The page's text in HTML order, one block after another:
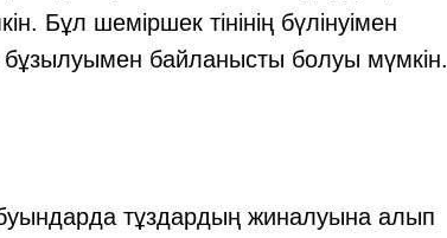
Бұл шеміршек тінінің бүлінуімен
байланысты болуы мүмкін.
тұздардың жиналуына алып